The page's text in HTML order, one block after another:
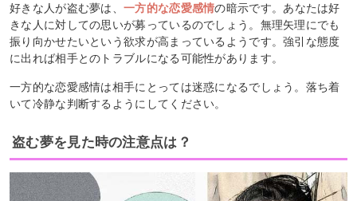
好きな人が盗む夢は、一方的な恋愛感情の暗示です。あなたは好
きな人に対しての思いが募っているのでしょう。無理矢理にでも
振り向かせたいという欲求が高まっているようです。強引な態度
に出れば相手とのトラブルになる可能性があります。
一方的な恋愛感情は相手にとっては迷惑になるでしょう。落ち着
いて冷静な判断するようにしてください。
盗む夢を見た時の注意点は？